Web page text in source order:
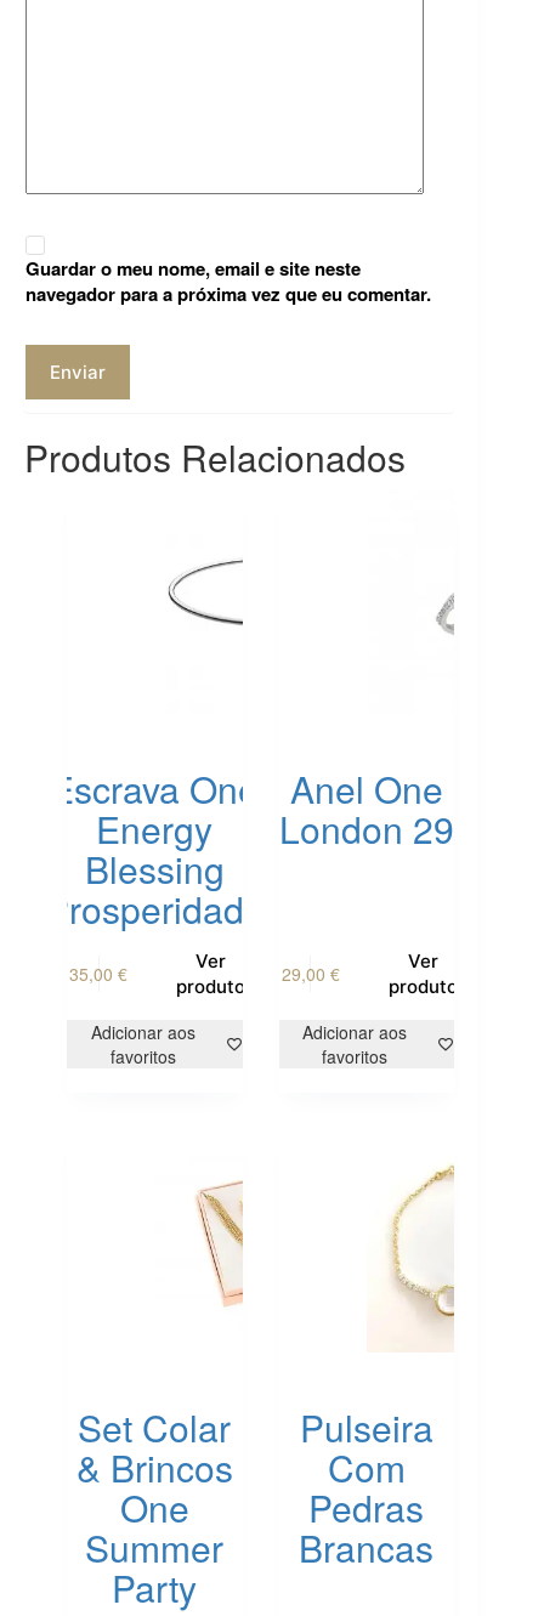
Guardar o meu nome, email e site neste
navegador para a próxima vez que eu comentar.
Enviar
Produtos Relacionados
Escrava One
Energy
Blessing
Prosperidade
35,00€
Ver
produto
Adicionar aos
favoritos
Anel One
London 29
29,00 €
Ver
produto
product
multiple
variants.
Adicionar aos
favoritos
Set Colar
& Brincos
One
Summer
Party
Pulseira
Com
Pedras
Brancas